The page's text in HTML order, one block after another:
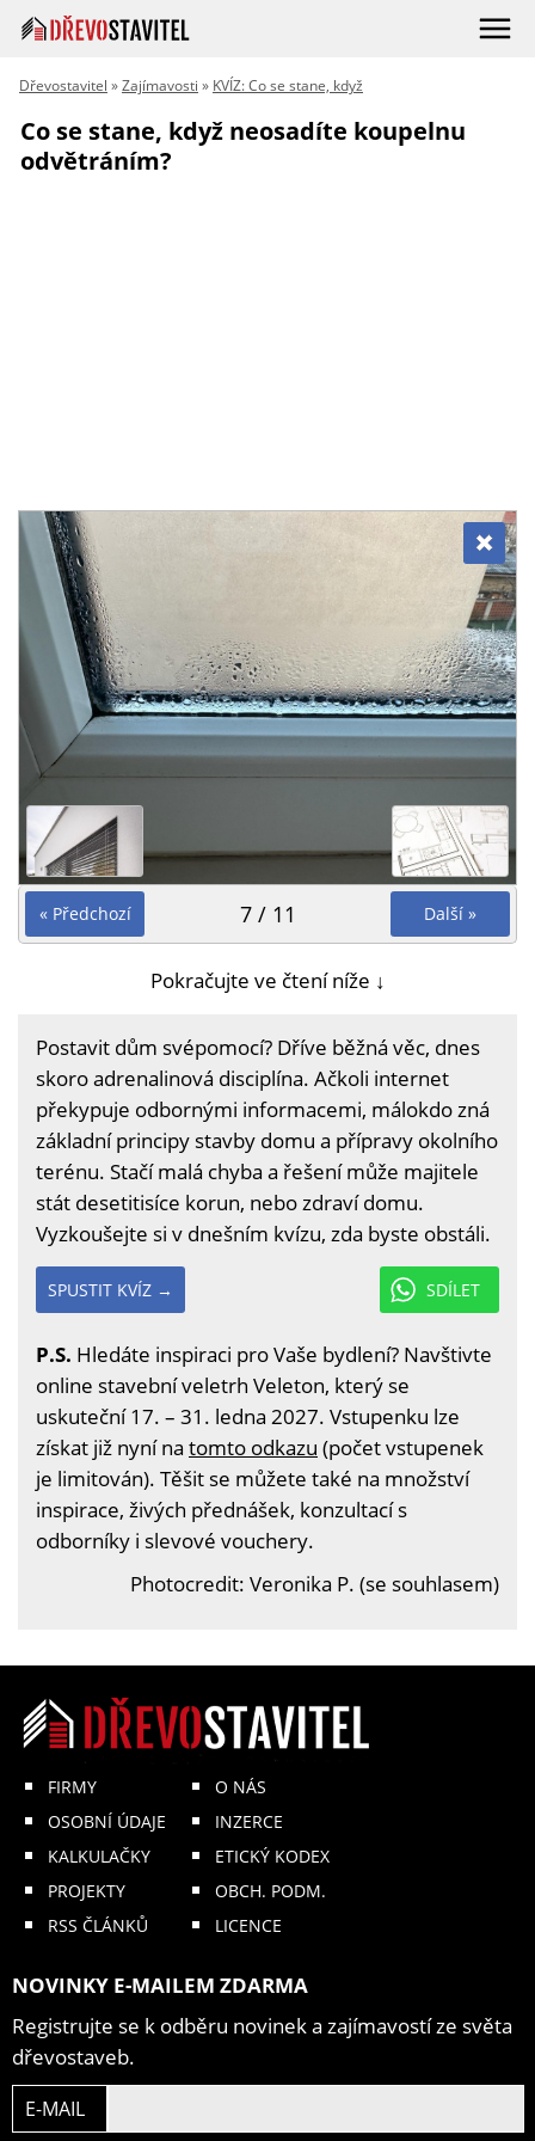
Dřevostavitel »Zajímavosti » KVÍZ: Co se stane, když
Co se stane, když neosadíte koupelnu
odvětráním?
« Předchozí Další »
7 / 11
Pokračujte ve čtení níže ↓
Postavit dům svépomocí? Dříve běžná věc, dnes
skoro adrenalinová disciplína. Ačkoli internet
překypuje odbornými informacemi, málokdo zná
základní principy stavby domu a přípravy okolního
terénu. Stačí malá chyba a řešení může majitele
stát desetitisíce korun, nebo zdraví domu.
Vyzkoušejte si v dnešním kvízu, zda byste obstáli.
SDÍLET
SPUSTIT KVÍZ →
P.S. Hledáte inspiraci pro Vaše bydlení? Navštivte
online stavební veletrh Veleton, který se
uskuteční 17. – 31. ledna 2027. Vstupenku lze
získat již nyní na tomto odkazu (počet vstupenek
je limitován). Těšit se můžete také na množství
inspirace, živých přednášek, konzultací s
odborníky i slevové vouchery.
Photocredit: Veronika P. (se souhlasem)
FIRMY
OSOBNÍ ÚDAJE
KALKULAČKY
PROJEKTY
RSS ČLÁNKŮ
O NÁS
INZERCE
ETICKÝ KODEX
OBCH. PODM.
LICENCE
NOVINKY E-MAILEM ZDARMA
Registrujte se k odběru novinek a zajímavostí ze světa
dřevostaveb.
E-MAIL